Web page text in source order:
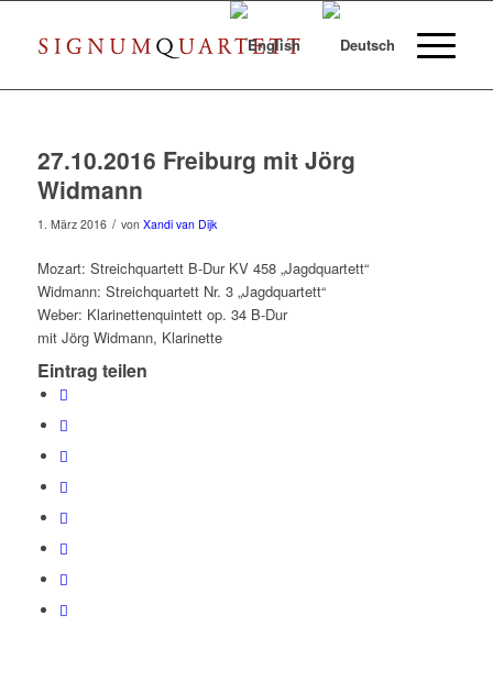
27.10.2016 Freiburg mit Jörg
Widmann
1. März 2016 / von Xandi van Dijk
Mozart: Streichquartett B-Dur KV 458 „Jagdquartett“
Widmann: Streichquartett Nr. 3 „Jagdquartett“
Weber: Klarinettenquintett op. 34 B-Dur
mit Jörg Widmann, Klarinette
Eintrag teilen